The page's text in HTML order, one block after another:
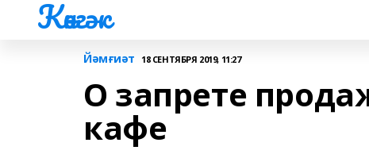
Көнгәк
Йәмғиәт 18 СЕНТЯБРЯ 2019, 11:27
О запрете
кафе